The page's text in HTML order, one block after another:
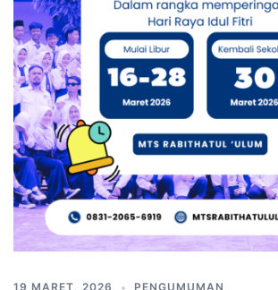
19 MARET, 2026 PENGUMUMAN